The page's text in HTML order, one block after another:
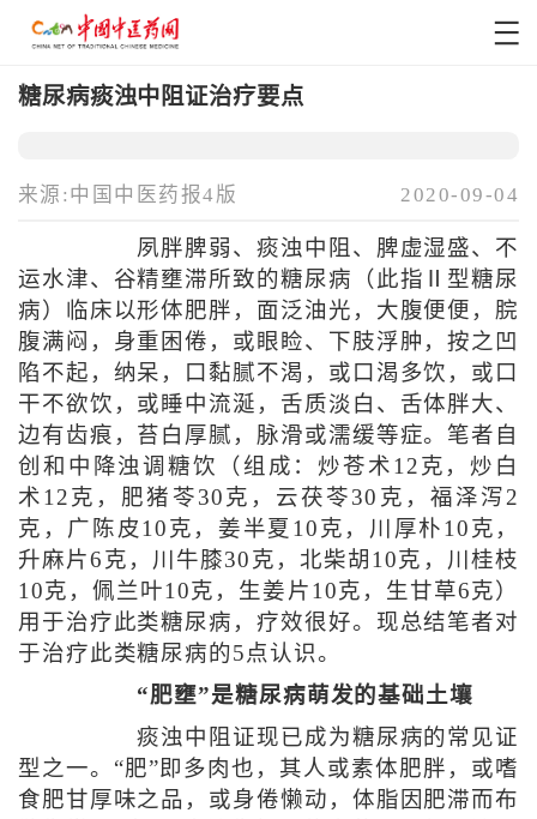
糖尿病痰浊中阻证治疗要点
来源:中国中医药报4版 2020-09-04
夙胖脾弱、痰浊中阻、脾虚湿盛、不
运水津、谷精壅滞所致的糖尿病（此指Ⅱ型糖尿
病）临床以形体肥胖，面泛油光，大腹便便，脘
腹满闷，身重困倦，或眼睑、下肢浮肿，按之凹
陷不起，纳呆，口黏腻不渴，或口渴多饮，或口
干不欲饮，或睡中流涎，舌质淡白、舌体胖大、
边有齿痕，苔白厚腻，脉滑或濡缓等症。笔者自
创和中降浊调糖饮（组成：炒苍术12克，炒白
术12克，肥猪苓30克，云茯苓30克，福泽泻2
克，广陈皮10克，姜半夏10克，川厚朴10克，
升麻片6克，川牛膝30克，北柴胡10克，川桂枝
10克，佩兰叶10克，生姜片10克，生甘草6克）
用于治疗此类糖尿病，疗效很好。现总结笔者对
于治疗此类糖尿病的5点认识。
“肥壅”是糖尿病萌发的基础土壤
痰浊中阻证现已成为糖尿病的常见证
型之一。“肥”即多肉也，其人或素体肥胖，或嗜
食肥甘厚味之品，或身倦懒动，体脂因肥滞而布